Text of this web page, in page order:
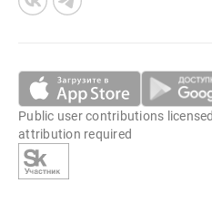
Public user contributions
attribution required